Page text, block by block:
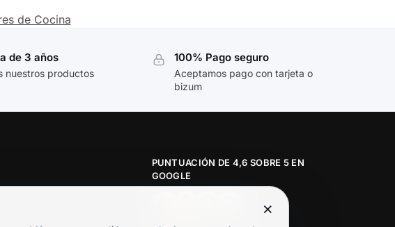
de Cocina
de 3 años
nuestros productos
100% Pago seguro
Aceptamos pago con tarjeta o
bizum
PUNTUACIÓN DE 4,6 SOBRE 5 EN
GOOGLE
×